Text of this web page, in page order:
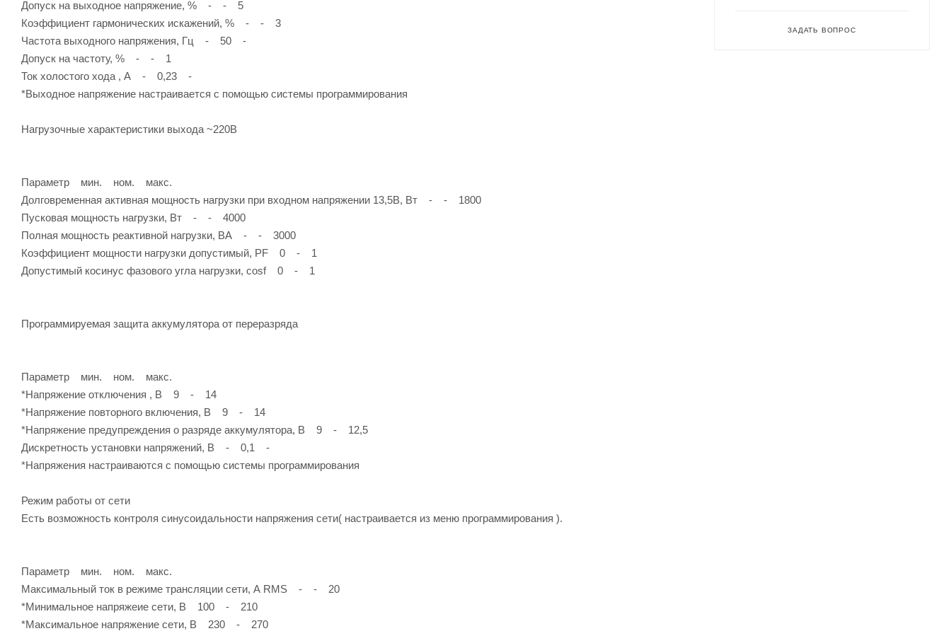
Допуск на выходное напряжение, % - - 5
Коэффициент гармонических искажений, % - - 3
Частота выходного напряжения, Гц - 50 -
Допуск на частоту, % - - 1
Ток холостого хода , А - 0,23 -
*Выходное напряжение настраивается с помощью системы программирования
Нагрузочные характеристики выхода ~220В
Параметр мин. ном. макс.
Долговременная активная мощность нагрузки при входном напряжении 13,5В, Вт - - 1800
Пусковая мощность нагрузки, Вт - - 4000
Полная мощность реактивной нагрузки, ВА - - 3000
Коэффициент мощности нагрузки допустимый, PF 0 - 1
Допустимый косинус фазового угла нагрузки, cosf 0 - 1
Программируемая защита аккумулятора от переразряда
Параметр мин. ном. макс.
*Напряжение отключения , В 9 - 14
*Напряжение повторного включения, В 9 - 14
*Напряжение предупреждения о разряде аккумулятора, В 9 - 12,5
Дискретность установки напряжений, В - 0,1 -
*Напряжения настраиваются с помощью системы программирования
Режим работы от сети
Есть возможность контроля синусоидальности напряжения сети( настраивается из меню программирования ).
Параметр мин. ном. макс.
Максимальный ток в режиме трансляции сети, А RMS - - 20
*Минимальное напряжеие сети, В 100 - 210
*Максимальное напряжение сети, В 230 - 270
ЗАДАТЬ ВОПРОС